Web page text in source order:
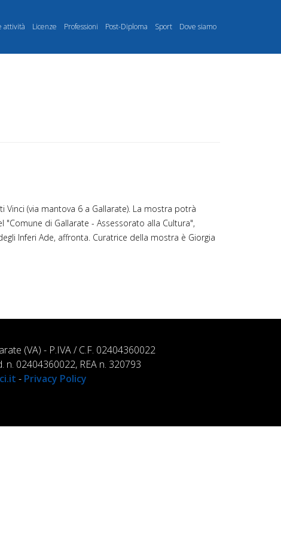
attività Licenze Professioni Post-Diploma Sport Dove siamo
(via mantova 6 a Gallarate). La mostra potrà
di Gallarate - Assessorato alla Cultura",
Inferi Ade, affronta. Curatrice della mostra è Giorgia
(VA) - P.IVA / C.F. 02404360022
02404360022, REA n. 320793
- Privacy Policy